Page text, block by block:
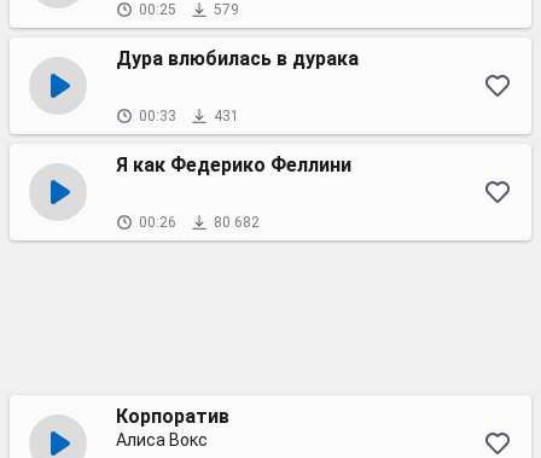
00:25 579
Дура влюбилась в дурака
00:33 431
Я как Федерико Феллини
00:26 80 682
Корпоратив
Алиса Вокс